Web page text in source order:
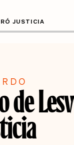
JUSTICIA
de